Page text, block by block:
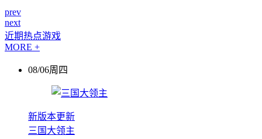
prev
next
近期热点游戏
MORE +
08/06周四
新版本更新
三国大领主